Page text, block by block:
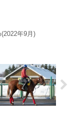
年9月)